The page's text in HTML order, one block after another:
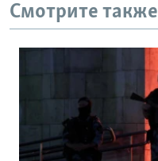
Смотрите также